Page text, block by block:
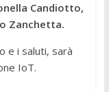
Candiotto,
Zanchetta.
e i saluti, sarà
IoT.